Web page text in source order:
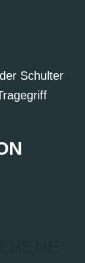
Schulter